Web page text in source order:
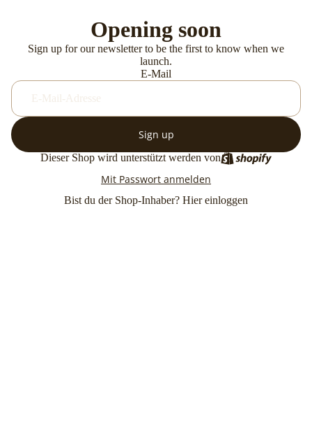
Opening soon
Sign up for our newsletter to be the first to know when we
launch.
E-Mail
Sign up
Dieser Shop wird unterstützt werden von
Mit Passwort anmelden
Bist du der Shop-Inhaber? Hier einloggen